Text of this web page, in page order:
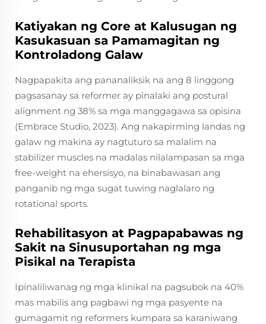
Katiyakan ng Core at Kalusugan ng
Kasukasuan sa Pamamagitan ng
Kontroladong Galaw
Nagpapakita ang pananaliksik na ang 8 linggong
pagsasanay sa reformer ay pinalaki ang postural
alignment ng 38% sa mga manggagawa sa opisina
(Embrace Studio, 2023). Ang nakapirming landas ng
galaw ng makina ay nagtuturo sa malalim na
stabilizer muscles na madalas nilalampasan sa mga
free-weight na ehersisyo, na binabawasan ang
panganib ng mga sugat tuwing naglalaro ng
rotational sports.
Rehabilitasyon at Pagpapabawas ng
Sakit na Sinusuportahan ng mga
Pisikal na Terapista
Ipinaliliwanag ng mga klinikal na pagsubok na 40%
mas mabilis ang pagbawi ng mga pasyente na
gumagamit ng reformers kumpara sa karaniwang